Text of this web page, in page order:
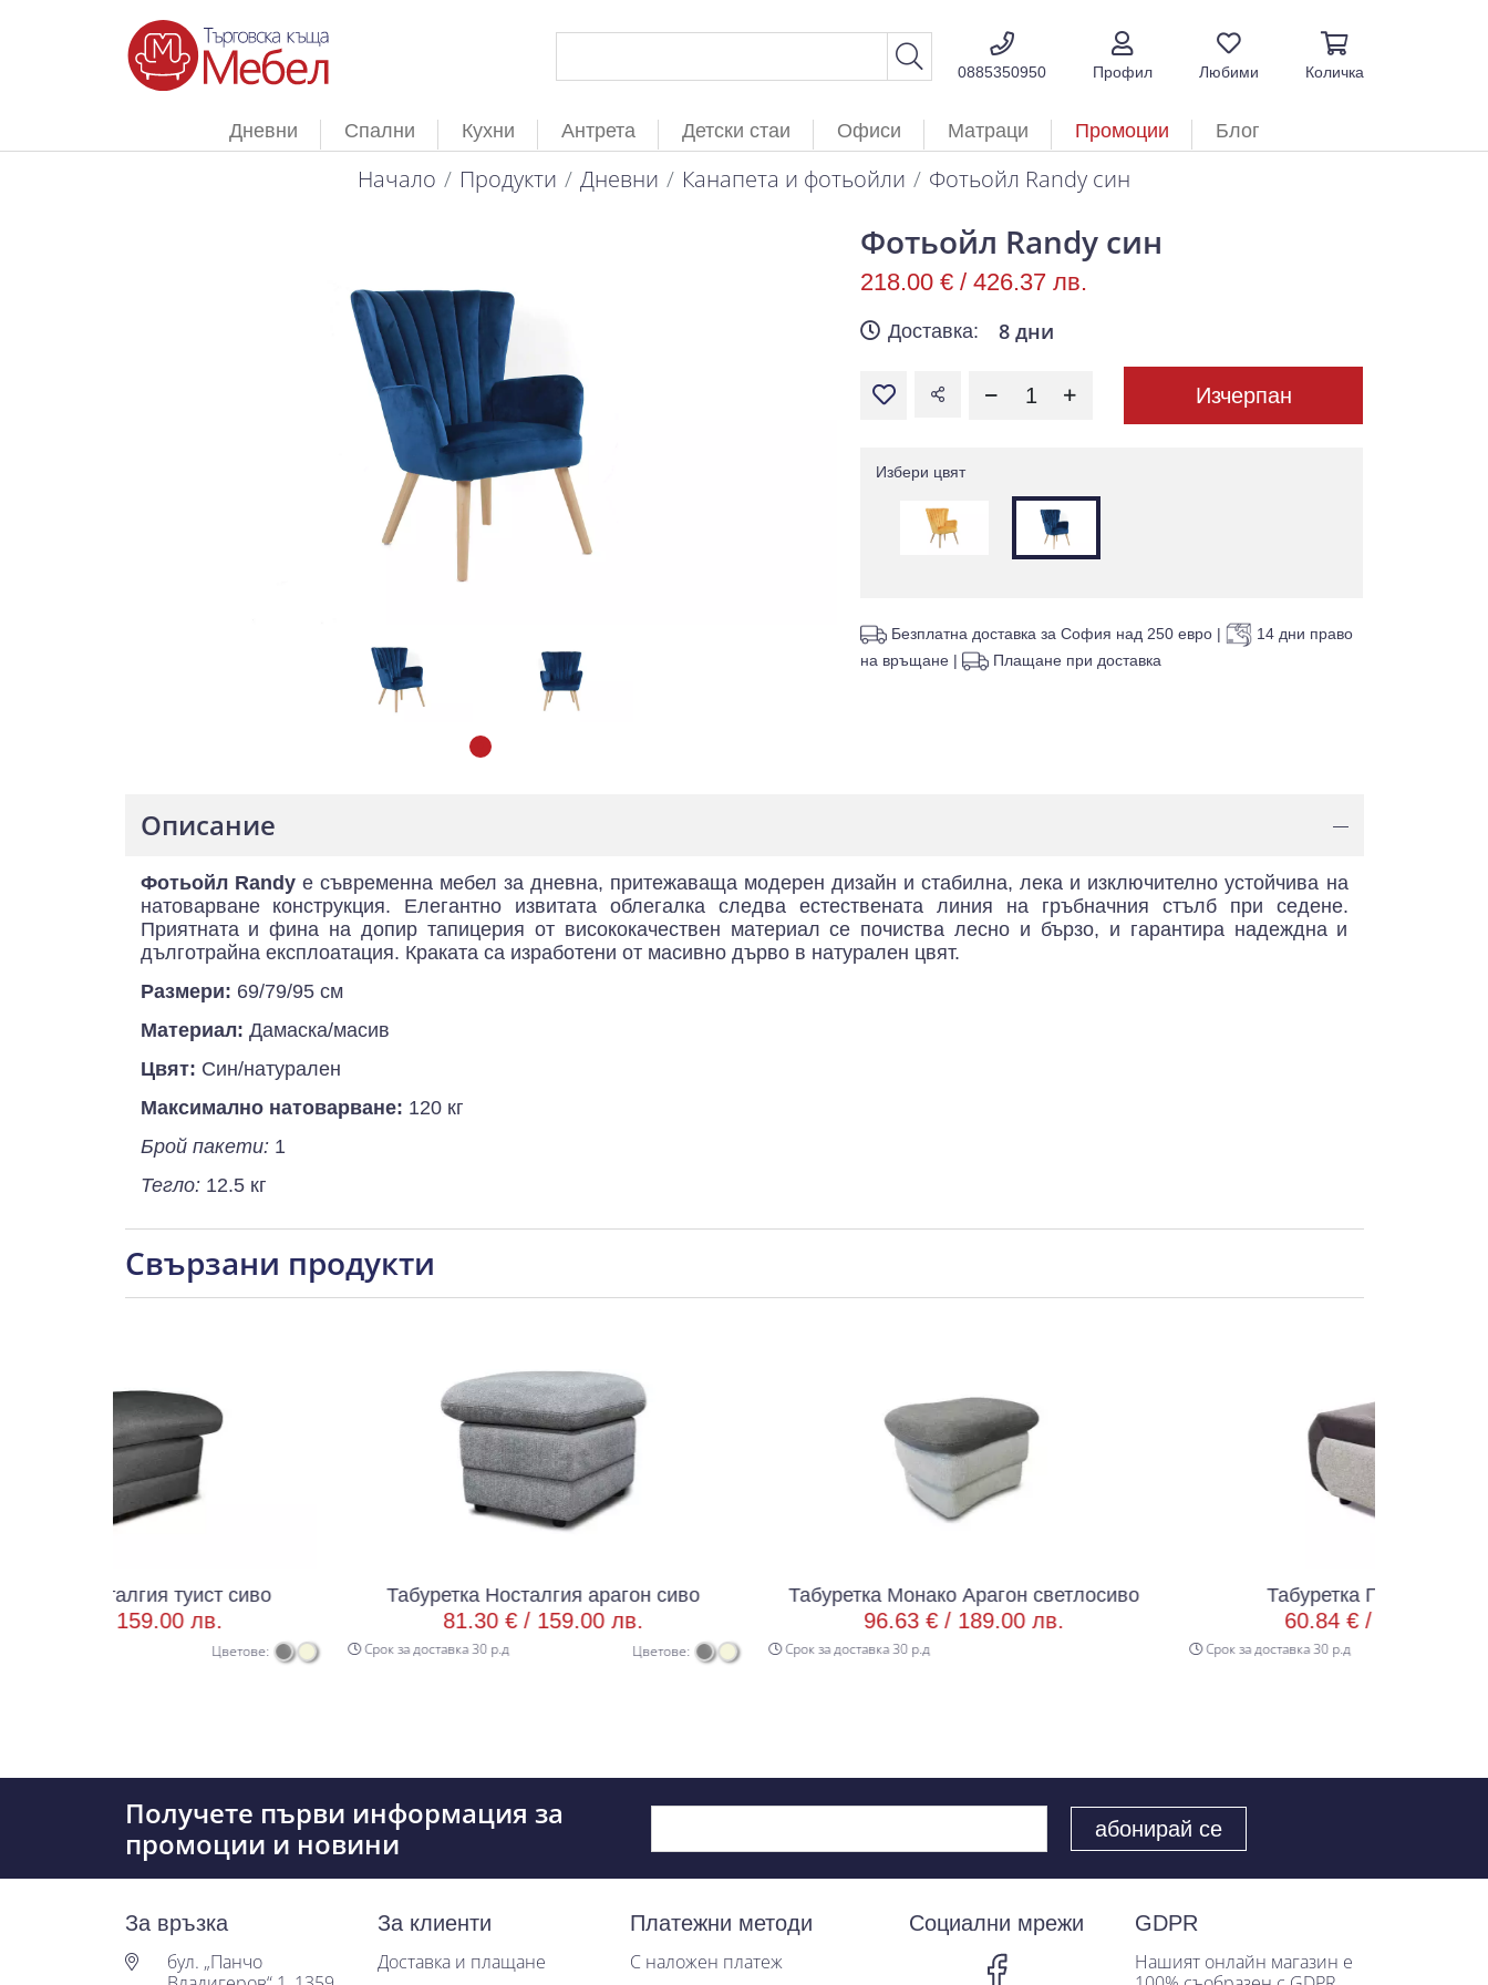
0885350950 Профил Любими Количка
Дневни Спални Кухни Антрета Детски стаи Офиси Матраци Промоции Блог
Начало Продукти Дневни Канапета и фотьойли Фотьойл Randy син
Фотьойл Randy син
218.00 € /426.37 лв.
Доставка: 8 дни
Изчерпан
Избери цвят
Безплатна доставка за София над 250 евро |
14 дни право
на връщане | Плащане при доставка
Описание —
Фотьойл Randyе съвременна мебел за дневна, притежаваща модерен дизайн и стабилна, лека и изключително устойчива на
натоварване конструкция. Елегантно извитата облегалка следва естествената линия на гръбначния стълб при седене.
Приятната и фина на допир тапицерия от висококачествен материал се почиства лесно и бързо, и гарантира надеждна и
дълготрайна експлоатация. Краката са изработени от масивно дърво в натурален цвят.
Размери: 69/79/95 см
Материал: Дамаска/масив
Цвят: Син/натурален
Максимално натоварване: 120 кг
Брой пакети: 1
Тегло:12.5 кг
Свързани продукти
туист сиво
159.00 лв.
Табуретка Носталгия арагон сиво
159.00 лв.
Срок за доставка 30 р.д
Табуретка Монако Арагон светлосиво
189.00 лв.
Срок за доставка 30 р.д
Табуретка Голд Аполо 20
119.00 лв.
Срок за доставка 30 р.д
Получете първи информация за
промоции и новини
За връзка
бул. „Панчо
За клиенти
Доставка и плащане
Платежни методи
С наложен платеж
Социални мрежи
GDPR
Нашият онлайн магазин е